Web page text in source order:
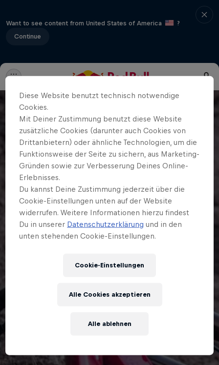
Want to see content from United States of America
?
Continue
Diese Website benutzt technisch notwendige
Cookies.
Mit Deiner Zustimmung benutzt diese Website
zusätzliche Cookies (darunter auch Cookies von
Drittanbietern) oder ähnliche Technologien, um die
Funktionsweise der Seite zu sichern, aus Marketing-
Gründen sowie zur Verbesserung Deines Online-
Erlebnisses.
Du kannst Deine Zustimmung jederzeit über die
Cookie-Einstellungen unten auf der Website
widerrufen. Weitere Informationen hierzu findest
Du in unserer Datenschutzerklärung und in den
unten stehenden Cookie-Einstellungen.
Cookie-Einstellungen
Alle ablehnen
Alle Cookies akzeptieren